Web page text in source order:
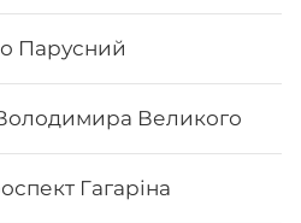
Парусний
Великого
Гагаріна
японський м., сурімі,